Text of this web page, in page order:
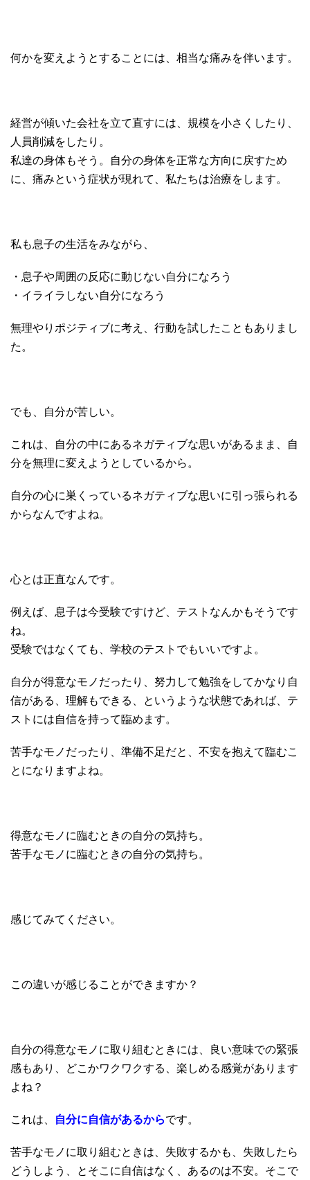
何かを変えようとすることには、相当な痛みを伴います。
経営が傾いた会社を立て直すには、規模を小さくしたり、
人員削減をしたり。
私達の身体もそう。自分の身体を正常な方向に戻すため
に、痛みという症状が現れて、私たちは治療をします。
私も息子の生活をみながら、
・息子や周囲の反応に動じない自分になろう
・イライラしない自分になろう
無理やりポジティブに考え、行動を試したこともありまし
た。
でも、自分が苦しい。
これは、自分の中にあるネガティブな思いがあるまま、自
分を無理に変えようとしているから。
自分の心に巣くっているネガティブな思いに引っ張られる
からなんですよね。
心とは正直なんです。
例えば、息子は今受験ですけど、テストなんかもそうです
ね。
受験ではなくても、学校のテストでもいいですよ。
自分が得意なモノだったり、努力して勉強をしてかなり自
信がある、理解もできる、というような状態であれば、テ
ストには自信を持って臨めます。
苦手なモノだったり、準備不足だと、不安を抱えて臨むこ
とになりますよね。
得意なモノに臨むときの自分の気持ち。
苦手なモノに臨むときの自分の気持ち。
感じてみてください。
この違いが感じることができますか？
自分の得意なモノに取り組むときには、良い意味での緊張
感もあり、どこかワクワクする、楽しめる感覚があります
よね？
これは、 自分に自信があるからです。
苦手なモノに取り組むときは、失敗するかも、失敗したら
どうしよう、とそこに自信はなく、あるのは不安。そこで